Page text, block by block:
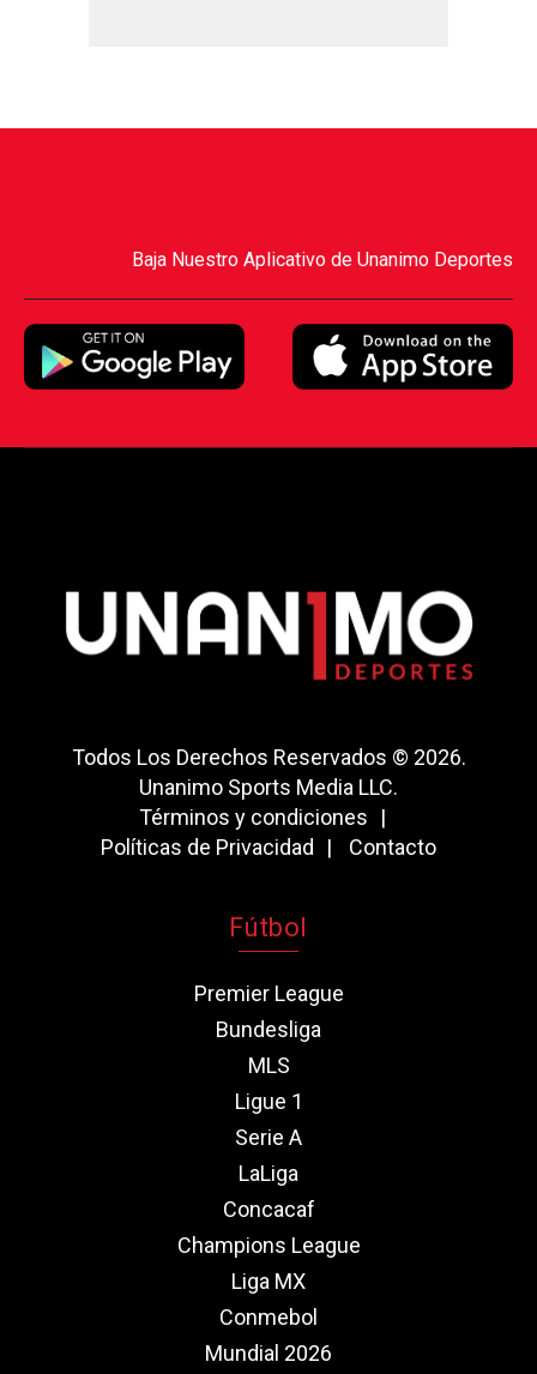
Baja Nuestro Aplicativo de Unanimo Deportes
Todos Los Derechos Reservados © 2026.
Unanimo Sports Media LLC.
Términos y condiciones
Políticas de Privacidad
Contacto
Fútbol
Premier League
Bundesliga
MLS
Ligue 1
Serie A
LaLiga
Concacaf
Champions League
Liga MX
Conmebol
Mundial 2026